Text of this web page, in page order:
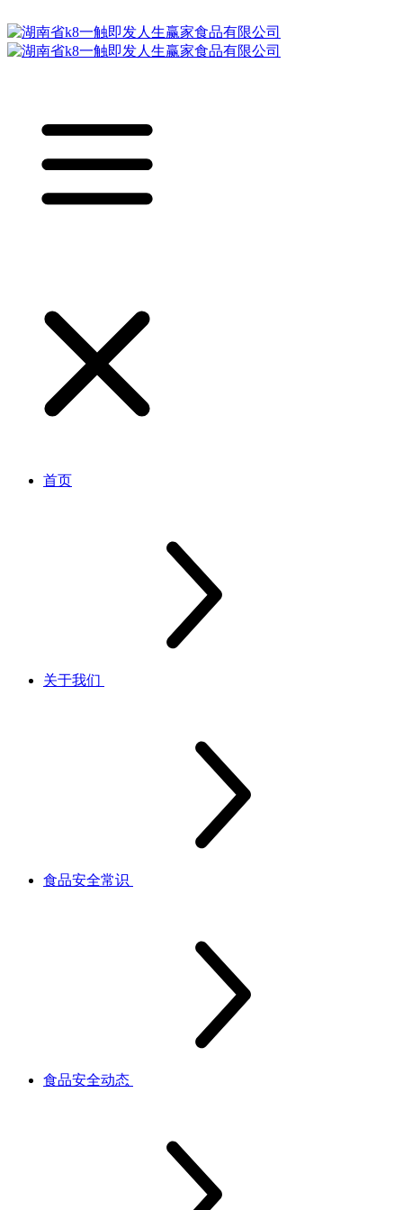
首页
关于我们
食品安全常识
食品安全动态